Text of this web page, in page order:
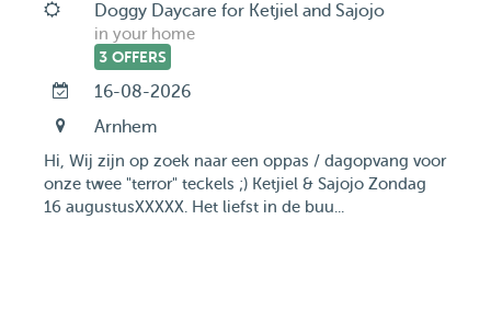
Doggy Daycare for Ketjiel and Sajojo
in your home
3 OFFERS
16-08-2026
Arnhem
Hi, Wij zijn op zoek naar een oppas / dagopvang voor
onze twee "terror" teckels ;) Ketjiel & Sajojo Zondag
16 augustusXXXXX. Het liefst in de buu...